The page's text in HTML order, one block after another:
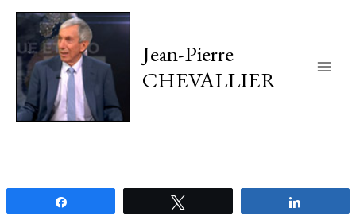
Jean-Pierre
CHEVALLIER